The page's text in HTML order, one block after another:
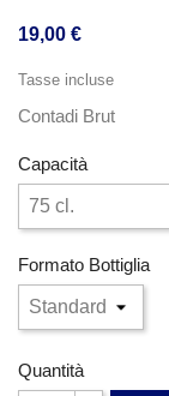
19,00 €
Tasse incluse
Contadi Brut
Capacità
Formato Bottiglia
Quantità